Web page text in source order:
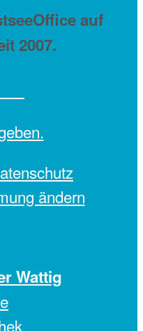
auf
2007.
ändern
Wattig